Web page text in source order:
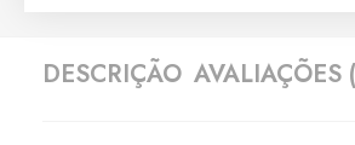
DESCRIÇÃO AVALIAÇÕES